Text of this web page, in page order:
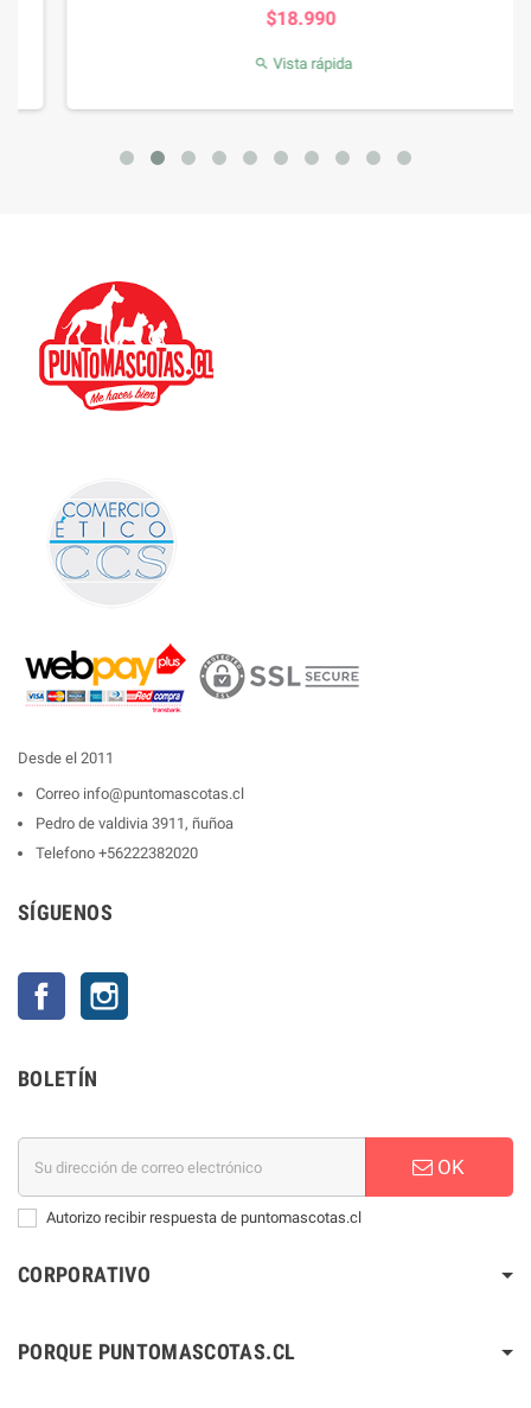
$18.990
Vista rápida
Desde el 2011
Correo info@puntomascotas.cl
Pedro de valdivia 3911, ñuñoa
Telefono +56222382020
SÍGUENOS
Facebook
BOLETÍN
OK
Autorizo recibir respuesta de puntomascotas.cl
CORPORATIVO
PORQUE PUNTOMASCOTAS.CL